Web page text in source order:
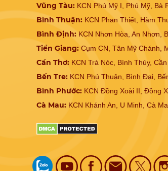
Vũng Tàu: KCN Phú Mỹ I, Phú Mỹ, Bà
Bình Thuận: KCN Phan Thiết, Hàm
Bình Định:KCN Nhơn Hòa, An Nhơn,
Tiền Giang: Cụm CN, Tân Mỹ Chánh,
Cần Thơ: KCN Trà Nóc, Bình Thủy,
Bến Tre: KCN Phú Thuận, Bình Đại,
Bình Phước: KCN Đồng Xoài II, Đồng
Cà Mau: KCN Khánh An, U Minh, Cà